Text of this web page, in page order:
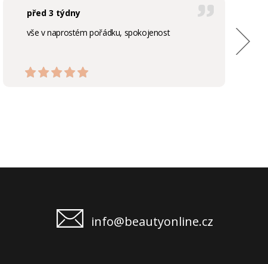
před 3 týdny
vše v naprostém pořádku, spokojenost
info@beautyonline.cz